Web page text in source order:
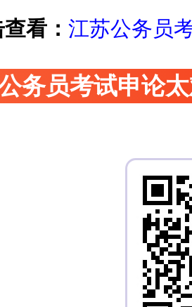
看： 江苏公务员
务员考试申论